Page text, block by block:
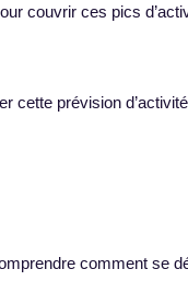
couvrir ces pics
cette prévision
comment se